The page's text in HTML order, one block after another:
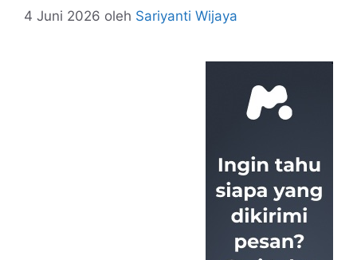
4 Juni 2026 oleh Sariyanti Wijaya